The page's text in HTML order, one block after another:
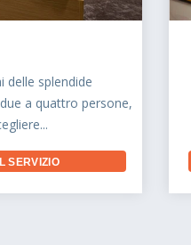
delle splendide
a quattro persone,
SERVIZIO